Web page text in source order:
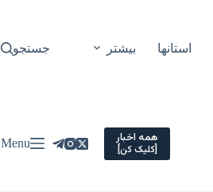
استانها بیشتر جستجو
همه اخبار
[کلیک کن] Menu